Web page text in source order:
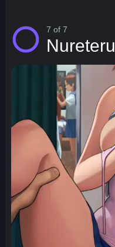
7 of 7
Nureteru